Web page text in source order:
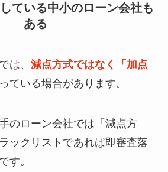
ている中小のローン会社も
ある
は、 減点方式ではなく「加点
ている場合があります。
のローン会社では「減点方
ックリストであれば即審査落
す。